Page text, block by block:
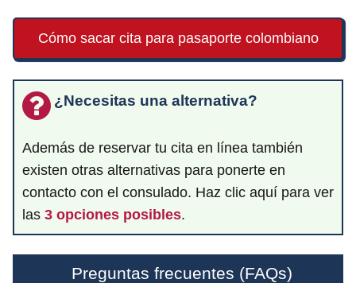
Cómo sacar cita para pasaporte colombiano
¿Necesitas una alternativa?
Además de reservar tu cita en línea también
existen otras alternativas para ponerte en
contacto con el consulado. Haz clic aquí para ver
las 3 opciones posibles.
Preguntas frecuentes (FAQs)